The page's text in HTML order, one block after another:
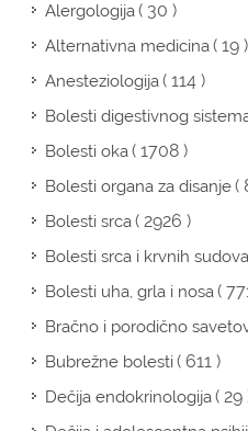
Alergologija( 30 )
Alternativna medicina( 19 )
Anesteziologija( 114 )
Bolesti digestivnog
Bolesti oka( 1708 )
Bolesti organa za disanje(
Bolesti srca( 2926 )
Bolesti srca i krvnih sudova
Bolesti uha, grla i nosa(
Bračno i porodično
Bubrežne bolesti( 611 )
Dečija endokrinologija( 29